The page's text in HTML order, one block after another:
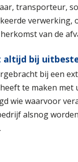
transporteur,
van de
bij
bij een
te maken
wie waarvoor
alsnog